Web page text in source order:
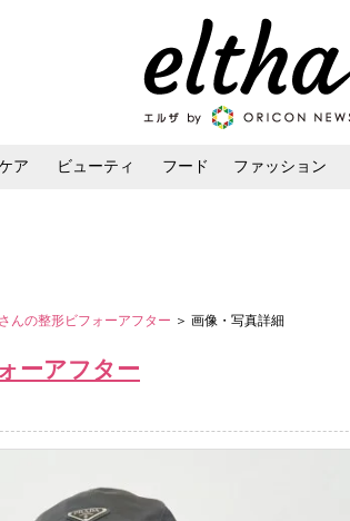
ア ビューティ フード ファッション
んの整形ビフォーアフター ＞ 画像・写真詳細
ーアフター